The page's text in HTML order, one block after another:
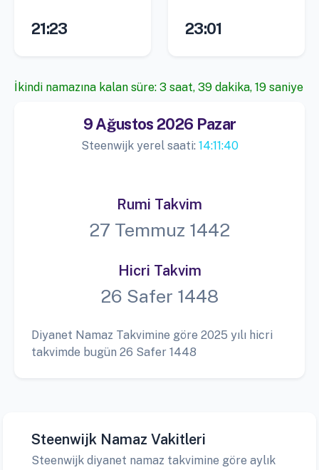
21:23 23:01
İkindi namazına kalan süre: 3 saat, 39 dakika, 18 saniye
9 Ağustos 2026 Pazar
Steenwijk yerel saati:14:11:41
Rumi Takvim
27 Temmuz 1442
Hicri Takvim
26 Safer 1448
Diyanet Namaz Takvimine göre 2025 yılı hicri
takvimde bugün 26 Safer 1448
Steenwijk Namaz Vakitleri
Steenwijk diyanet namaz takvimine göre aylık